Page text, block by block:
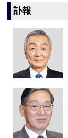
訃報